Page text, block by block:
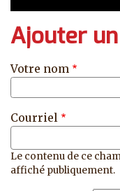
Ajouter
Votre nom
Courriel
Le contenu de ce
affiché publiquement.